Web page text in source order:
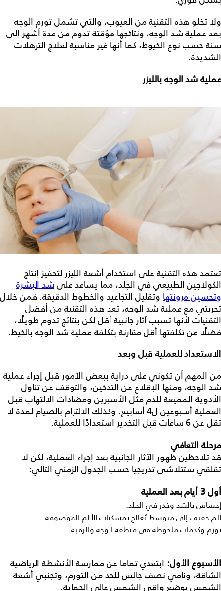
ولا تخلو هذه التقنية من العيوب، والتي تشمل تورم الوجه
بعد عملية شد الوجه، ونتائجها مؤقتة تدوم من عدة أشهر إلى
سنة حسب نوع الخيوط، كما أنها غير مناسبة لعلاج الترهلات
الشديدة.
عملية شد الوجه بالليزر
تعتمد هذه التقنية على استخدام أشعة الليزر لتحفيز إنتاج
الكولاجين الطبيعي في الجلد، مما يساعد علىشد البشرة
وتحسين مرونتها وتقليل التجاعيد والخطوط الدقيقة. فمن خلال
تجربتي مع عملية شد الوجه، تعد هذه التقنية من أفضل
التقنيات لأنها تسبب آثار جانبية أقل لكن بنتائج تدوم طويلًا،
فضلًا عن تكلفتها أقل مقارنة بتكلفة عملية شد الوجه بالخيط.
الاستعداد للعملية قبل وبعد
من المهم أن تكوني على دراية ببعض الأمور قبل إجراء عملية
شد الوجه، ومنها الإقلاع عن التدخين، والتوقف عن تناول
الأدوية المميعة للدم مثل الأسبرين ومضادات الالتهاب قبل
العملية أسبوعين ل4 أسابيع. وكذلك الالتزام بالصيام لمدة لا
تقل عن 6 ساعات قبل التخدير استعدادًا للعملية.
مرحلة التعافي
قد تلاحظين ظهور الآثار الجانبية بعد إجراء العملية، لكن لا
تقلقي ستتلاشى تدريجيًا حسب الجدول الزمني التالي:
أول 3 أيام بعد العملية
إحساس بالشد وخدر في الجلد.
ألم خفيف إلى متوسط يُعالج بمسكنات الألم الموصوفة.
تورم وكدمات ملحوظة في منطقة الوجه والرقبة.
الأسبوع الأول: ابتعدي تمامًا عن ممارسة الأنشطة الرياضية
الشاقة، ونامي نصف جالس للحد من التورم، وتجنبي أشعة
الشمس بوضع واقي الشمس عالي الحماية.